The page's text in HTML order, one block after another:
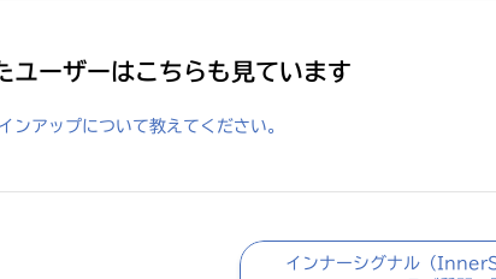
ユーザーはこちらも見ています
ンアップについて教えてください。
インナーシグナル（